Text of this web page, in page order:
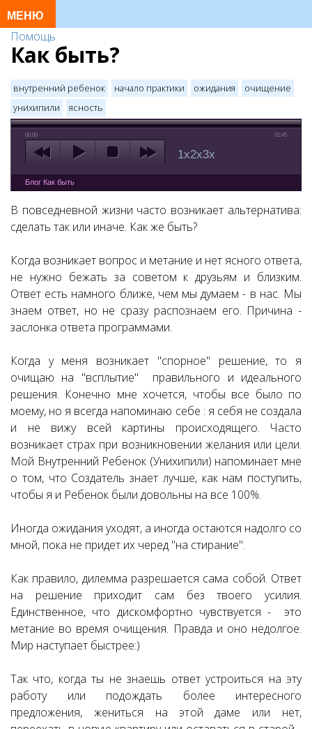
Помощь
Как быть?
внутренний ребенок начало практики ожидания
очищение
унихипили
ясность
00:00 01:45
1x2x3x
Блог Как быть
В повседневной жизни часто возникает альтернатива:
сделать так или иначе. Как же быть?
Когда возникает вопрос и метание и нет ясного ответа,
не нужно бежать за советом к друзьям и близким.
Ответ есть намного ближе, чем мы думаем - в нас. Мы
знаем ответ, но не сразу распознаем его. Причина -
заслонка ответа программами.
Когда у меня возникает "спорное" решение, то я
очищаю на "всплытие" правильного и идеального
решения. Конечно мне хочется, чтобы все было по
моему, но я всегда напоминаю себе : я себя не создала
и не вижу всей картины происходящего. Часто
возникает страх при возникновении желания или цели.
Мой Внутренний Ребенок (Унихипили) напоминает мне
о том, что Создатель знает лучше, как нам поступить,
чтобы я и Ребенок были довольны на все 100%.
Иногда ожидания уходят, а иногда остаются надолго со
мной, пока не придет их черед "на стирание".
Как правило, дилемма разрешается сама собой. Ответ
на решение приходит сам без твоего усилия.
Единственное, что дискомфортно чувствуется - это
метание во время очищения. Правда и оно недолгое.
Мир наступает быстрее:)
Так что, когда ты не знаешь ответ устроиться на эту
работу или подождать более интересного
предложения, жениться на этой даме или нет,